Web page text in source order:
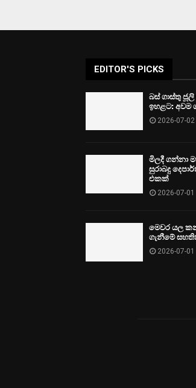
EDITOR'S PICKS
බස් ගාස්තු ජූලි
ඉහළට: අවම
2026-07-02
මිලදී ගන්නා
සුරාබදු
එකක්
2026-07-01
මෙවර යල
ගැනීමේ
2026-07-01